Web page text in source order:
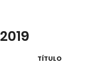
2019
TÍTULO